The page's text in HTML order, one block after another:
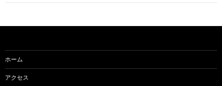
ー
ョ
ン
ホーム
アクセス